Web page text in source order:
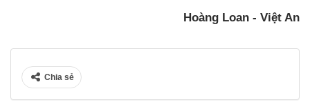
Hoàng Loan - Việt An
Chia sẻ